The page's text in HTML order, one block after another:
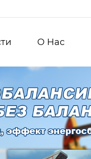
О Hас